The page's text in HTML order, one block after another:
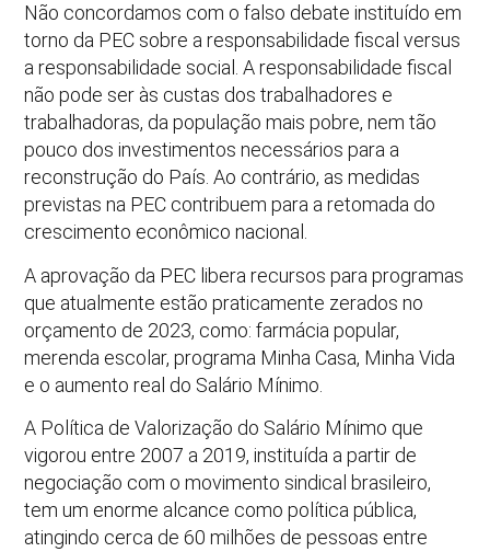
Não concordamos com o falso debate instituído em
torno da PEC sobre a responsabilidade fiscal versus
a responsabilidade social. A responsabilidade fiscal
não pode ser às custas dos trabalhadores e
trabalhadoras, da população mais pobre, nem tão
pouco dos investimentos necessários para a
reconstrução do País. Ao contrário, as medidas
previstas na PEC contribuem para a retomada do
crescimento econômico nacional.
A aprovação da PEC libera recursos para programas
que atualmente estão praticamente zerados no
orçamento de 2023, como: farmácia popular,
merenda escolar, programa Minha Casa, Minha Vida
e o aumento real do Salário Mínimo.
A Política de Valorização do Salário Mínimo que
vigorou entre 2007 a 2019, instituída a partir de
negociação com o movimento sindical brasileiro,
tem um enorme alcance como política pública,
atingindo cerca de 60 milhões de pessoas entre